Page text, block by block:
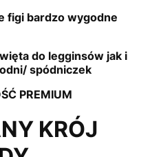
figi bardzo wygodne
do legginsów jak i
spódniczek
PREMIUM
KRÓJ